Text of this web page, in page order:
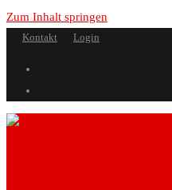
Zum Inhalt springen
Kontakt Login